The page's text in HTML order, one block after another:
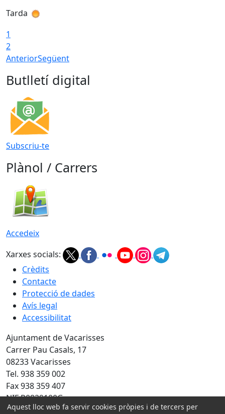
Tarda
1
2
AnteriorSegüent
Butlletí digital
Subscriu-te
Plànol / Carrers
Accedeix
Xarxes socials:
Crèdits
Contacte
Protecció de dades
Avís legal
Accessibilitat
Ajuntament de Vacarisses
Carrer Pau Casals, 17
08233 Vacarisses
Tel. 938 359 002
Fax 938 359 407
NIF P0829100G
Aquest lloc web fa servir cookies pròpies i de tercers per